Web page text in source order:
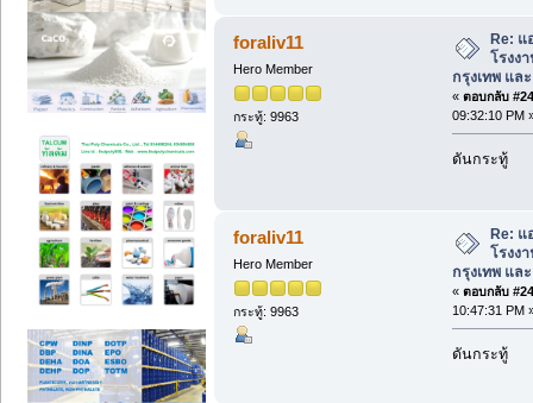
foraliv11
Hero Member
กระทู้: 9963
Re: แ
โรงง
กรุงเทพ แล
« ตอบกลับ
09:32:10 PM
ดันกระทู้
foraliv11
Hero Member
กระทู้: 9963
Re: แ
โรงง
กรุงเทพ แล
« ตอบกลับ
10:47:31 PM
ดันกระทู้